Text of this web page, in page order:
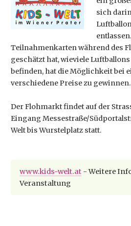
sich
Teilnahmenkarten während des
geschätzt hat, wieviele
befinden, hat die Möglichkeit bei
verschiedene Preise zu gewinnen.
Der Flohmarkt findet auf der
Eingang Messestraße/
Welt bis Wurstelplatz statt.
www.kids-welt.at - Weitere
Veranstaltung